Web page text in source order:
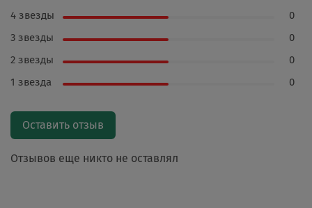
Отзывов еще никто не оставлял
4 звезды
0
3 звезды
0
2 звезды
0
1 звезда
0
Оставить отзыв